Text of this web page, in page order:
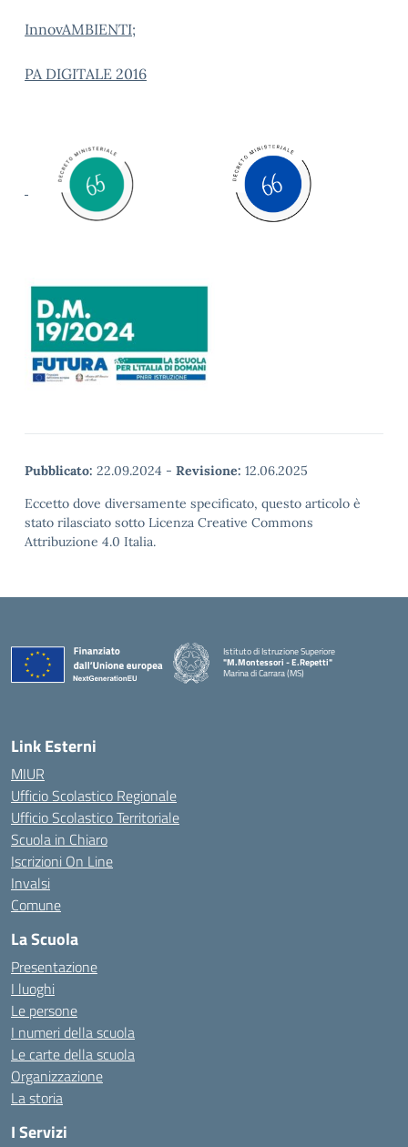
InnovAMBIENTI;
PA DIGITALE 2016
Pubblicato: 22.09.2024 - Revisione: 12.06.2025
Eccetto dove diversamente specificato, questo articolo è
stato rilasciato sotto Licenza Creative Commons
Attribuzione 4.0 Italia.
Istituto di Istruzione Superiore
"M.Montessori - E.Repetti"
Marina di Carrara (MS)
Link Esterni
MIUR
Ufficio Scolastico Regionale
Ufficio Scolastico Territoriale
Scuola in Chiaro
Iscrizioni On Line
Invalsi
Comune
La Scuola
Presentazione
I luoghi
Le persone
I numeri della scuola
Le carte della scuola
Organizzazione
La storia
I Servizi